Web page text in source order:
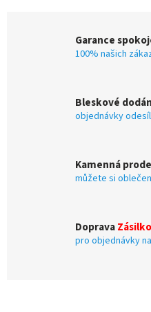
Garance
100% našich
Bleskové
objednávky
Kamenná
můžete si
Doprava
pro objednávky